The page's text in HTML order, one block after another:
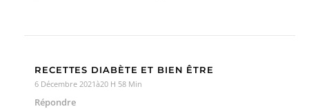
RECETTES DIABÈTE ET BIEN ÊTRE
6 Décembre 2021à20 H 58 Min
Répondre